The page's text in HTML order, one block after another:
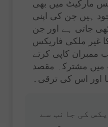
مارکیٹ میں بھی
ہیں جن کی اپنی
جاتی ہے اور جن
غیر ملکی فاریکس
ممبران کاپی کرتے
میں مشترکہ مقصد
اور اس کی ترقی۔
کی جانب سے